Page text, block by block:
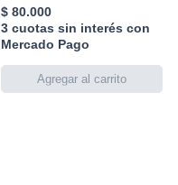
$80.000
3 cuotas sin interés con
Mercado Pago